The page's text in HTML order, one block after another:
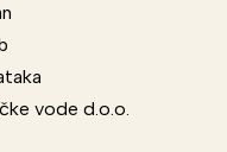
vode d.o.o.